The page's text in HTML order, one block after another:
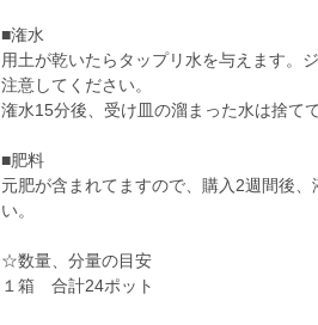
■潅水
用土が乾いたらタップリ水を与えます。
注意してください。
潅水15分後、受け皿の溜まった水は捨て
■肥料
元肥が含まれてますので、購入2週間後
い。
☆数量、分量の目安
１箱 合計24ポット